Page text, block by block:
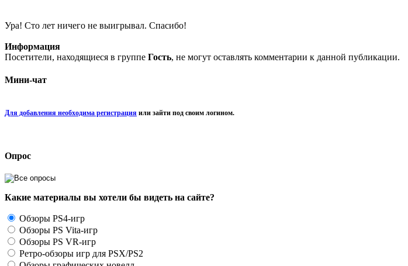
Ура! Сто лет ничего не выигрывал. Спасибо!
Информация
Посетители, находящиеся в группе Гость, не могут оставлять комментарии к данной публикации.
Мини-чат
Для добавления необходима регистрация или зайти под своим логином.
Опрос
Какие материалы вы хотели бы видеть на сайте?
Обзоры PS4-игр
Обзоры PS Vita-игр
Обзоры PS VR-игр
Ретро-обзоры игр для PSX/PS2